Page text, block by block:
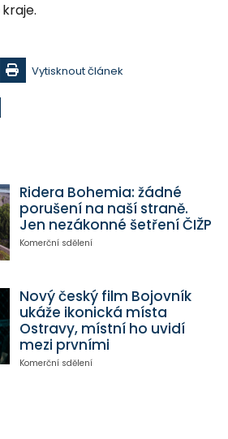
Vytisknout článek
Ridera Bohemia: žádné
porušení na naší straně.
Jen nezákonné šetření ČIŽP
Komerční sdělení
Nový český film Bojovník
ukáže ikonická místa
Ostravy, místní ho uvidí
mezi prvními
Komerční sdělení